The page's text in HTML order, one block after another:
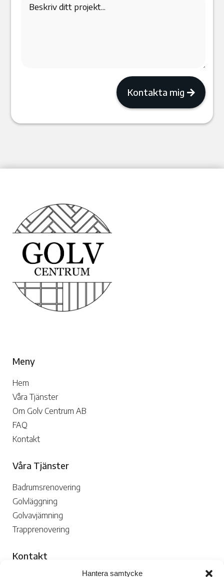
Hantera samtycke
Kontakta mig
Meny
Hem
Våra Tjänster
Om Golv Centrum AB
FAQ
Kontakt
Våra Tjänster
Badrumsrenovering
Golvläggning
Golvavjämning
Trapprenovering
Kontakt